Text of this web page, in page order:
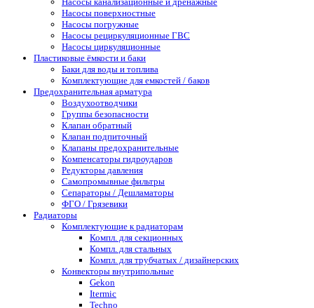
Насосы поверхностные
Насосы погружные
Насосы рециркуляционные ГВС
Насосы циркуляционные
Пластиковые ёмкости и баки
Баки для воды и топлива
Комплектующие для емкостей / баков
Предохранительная арматура
Воздухоотводчики
Группы безопасности
Клапан обратный
Клапан подпиточный
Клапаны предохранительные
Компенсаторы гидроударов
Редукторы давления
Самопромывные фильтры
Сепараторы / Дешламаторы
ФГО / Грязевики
Радиаторы
Комплектующие к радиаторам
Компл. для секционных
Компл. для стальных
Компл. для трубчатых / дизайнерских
Конвекторы внутрипольные
Gekon
Itermic
Techno